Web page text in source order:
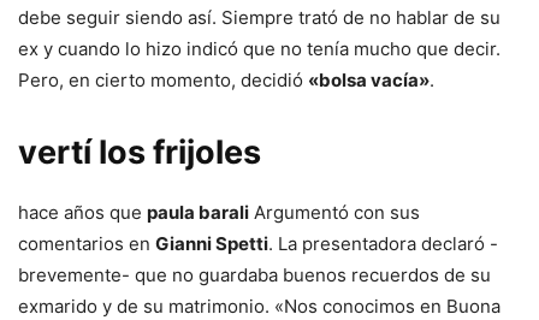
debe seguir siendo así. Siempre trató de no hablar de su
ex y cuando lo hizo indicó que no tenía mucho que decir.
Pero, en cierto momento, decidió «bolsa vacía».
vertí los frijoles
hace años que paula barali Argumentó con sus
comentarios en Gianni Spetti. La presentadora declaró -
brevemente- que no guardaba buenos recuerdos de su
exmarido y de su matrimonio. «Nos conocimos en Buona